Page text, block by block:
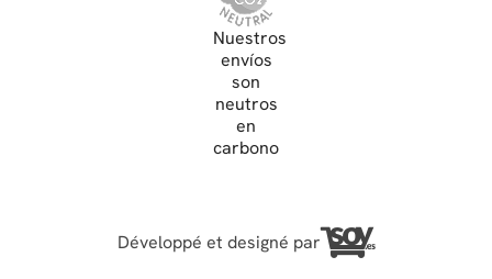
Nuestros
envíos
son
neutros
en
carbono
Développé et designé par